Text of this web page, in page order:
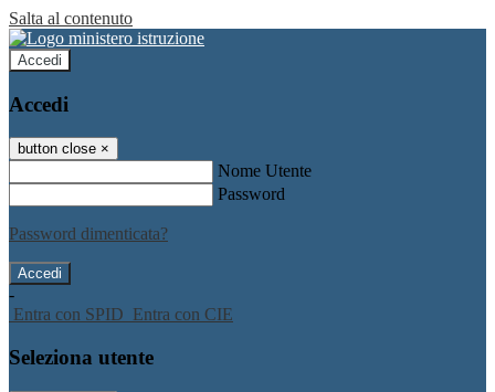
Salta al contenuto
Accedi
Accedi
button close ×
Nome Utente
Password
Password dimenticata?
-
Entra con SPID Entra con CIE
Seleziona utente